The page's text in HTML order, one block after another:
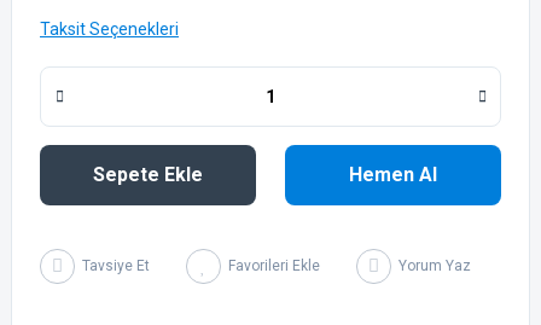
Taksit Seçenekleri
Sepete Ekle Hemen Al
Tavsiye Et Yorum Yaz